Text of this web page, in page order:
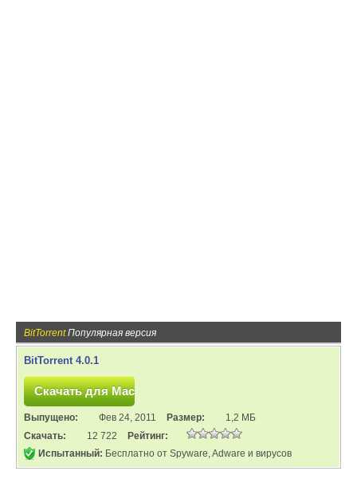
BitTorrentПопулярная версия
BitTorrent 4.0.1
Выпущено: Фев 24, 2011 Размер:
1,2 МБ
Скачать:
12 722
Рейтинг:
Испытанный: Бесплатно от Spyware, Adware и вирусов